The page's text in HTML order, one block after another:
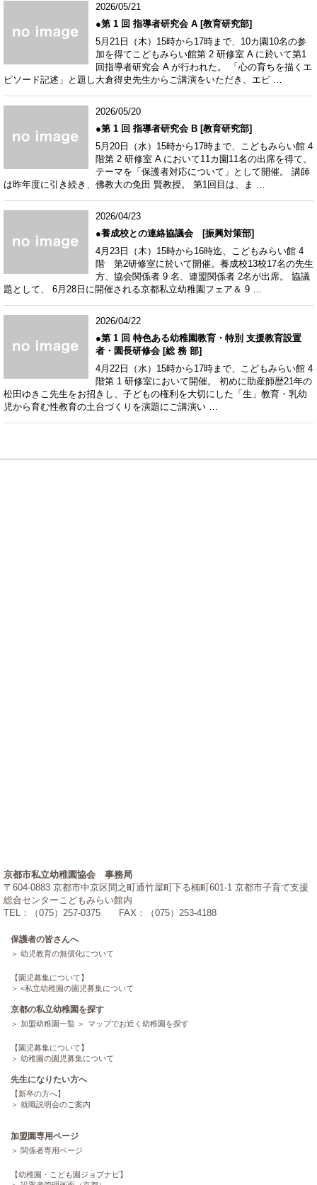
2026/05/21
●第 1 回 指導者研究会 A [教育研究部]
5月21日（木）15時から17時まで、10カ園10名の参
加を得てこどもみらい館第 2 研修室 A に於いて第1
回指導者研究会 A が行われた。 「心の育ちを描くエ
ピソード記述」と題し大倉得史先生からご講演をいただき、エピ …
2026/05/20
●第 1 回 指導者研究会 B [教育研究部]
5月20日（水）15時から17時まで、こどもみらい館 4
階第 2 研修室 A において11カ園11名の出席を得て、
テーマを「保護者対応について」として開催。 講師
は昨年度に引き続き、佛教大の免田 賢教授。 第1回目は、ま …
2026/04/23
●養成校との連絡協議会 [振興対策部]
4月23日（木）15時から16時迄、こどもみらい館 4
階 第2研修室に於いて開催。養成校13校17名の先生
方、協会関係者 9 名、連盟関係者 2名が出席。 協議
題として、 6月28日に開催される京都私立幼稚園フェア＆ 9 …
2026/04/22
●第 1 回 特色ある幼稚園教育・特別 支援教育設置
者・園長研修会 [総 務 部]
4月22日（水）15時から17時まで、こどもみらい館 4
階第 1 研修室において開催。 初めに助産師歴21年の
松田ゆきこ先生をお招きし、子どもの権利を大切にした「生」教育・乳幼
児から育む性教育の土台づくりを演題にご講演い …
京都市私立幼稚園協会 事務局
〒604-0883 京都市中京区間之町通竹屋町下る楠町601-1 京都市子育て支援
総合センターこどもみらい館内
TEL：（075）257-0375 FAX：（075）253-4188
保護者の皆さんへ
幼児教育の無償化について
【園児募集について】
<私立幼稚園の園児募集について
京都の私立幼稚園を探す
加盟幼稚園一覧 マップでお近く幼稚園を探す
【園児募集について】
幼稚園の園児募集について
先生になりたい方へ
【新卒の方へ】
就職説明会のご案内
加盟園専用ページ
関係者専用ページ
【幼稚園・こども園ジョブナビ】